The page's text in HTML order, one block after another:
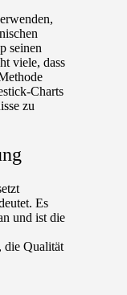
seinen
viele, dass
Charts
zu
Es
und ist die
die Qualität